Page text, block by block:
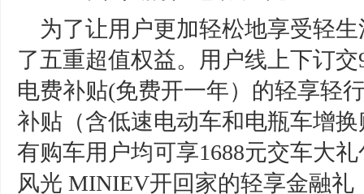
为了让用户更加轻松地享受轻
了五重超值权益。用户线上下订
电费补贴(免费开一年）的轻享轻
补贴（含低速电动车和电瓶车增
有购车用户均可享1688元交车大
风光 MINIEV开回家的轻享金融